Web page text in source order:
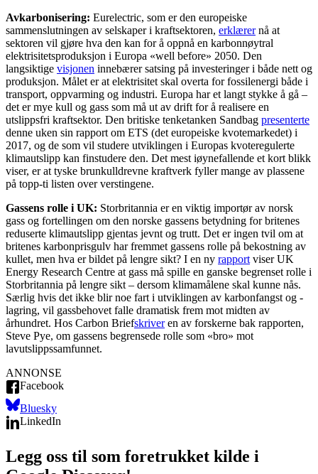
Avkarbonisering: Eurelectric, som er den europeiske
sammenslutningen av selskaper i kraftsektoren, erklærernå at
sektoren vil gjøre hva den kan for å oppnå en karbonnøytral
elektrisitetsproduksjon i Europa «well before» 2050. Den
langsiktige visjonen innebærer satsing på investeringer i både nett og
produksjon. Målet er at elektrisitet skal overta for fossilenergi både i
transport, oppvarming og industri. Europa har et langt stykke å gå –
det er mye kull og gass som må ut av drift for å realisere en
utslippsfri kraftsektor. Den britiske tenketanken Sandbag presenterte
denne uken sin rapport om ETS (det europeiske kvotemarkedet) i
2017, og de som vil studere utviklingen i Europas kvoteregulerte
klimautslipp kan finstudere den. Det mest iøynefallende et kort blikk
viser, er at tyske brunkulldrevne kraftverk fyller mange av plassene
på topp-ti listen over verstingene.
Gassens rolle i UK: Storbritannia er en viktig importør av norsk
gass og fortellingen om den norske gassens betydning for britenes
reduserte klimautslipp gjentas jevnt og trutt. Det er ingen tvil om at
britenes karbonprisgulv har fremmet gassens rolle på bekostning av
kullet, men hva er bildet på lengre sikt? I en ny rapport viser UK
Energy Research Centre at gass må spille en ganske begrenset rolle i
Storbritannia på lengre sikt – dersom klimamålene skal kunne nås.
Særlig hvis det ikke blir noe fart i utviklingen av karbonfangst og -
lagring, vil gassbehovet falle dramatisk frem mot midten av
århundret. Hos Carbon Briefskriveren av forskerne bak rapporten,
Steve Pye, om gassens begrensede rolle som «bro» mot
lavutslippssamfunnet.
ANNONSE
Facebook
Bluesky
LinkedIn
Legg oss til som foretrukket kilde i